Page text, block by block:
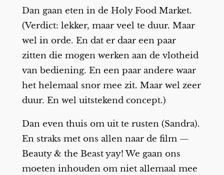
Dan gaan eten in de Holy Food Market.
(Verdict: lekker, maar veel te duur. Maar
wel in orde. En dat er daar een paar
zitten die mogen werken aan de vlotheid
van bediening. En een paar andere waar
het helemaal snor mee zit. Maar wel zeer
duur. En wel uitstekend concept.)
Dan even thuis om uit te rusten (Sandra).
En straks met ons allen naar de film —
Beauty & the Beast yay! We gaan ons
moeten inhouden om niet allemaal mee